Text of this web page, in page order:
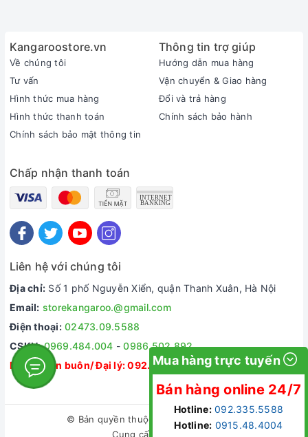
Khối lượng sản phẩm: 22 Kg
Xuất xứ: Việt Nam
Bảo hành: 24 tháng
Kangaroostore.vn
Về chúng tôi
Tư vấn
Hình thức mua hàng
Hình thức thanh toán
Chính sách bảo mật thông tin
Thông tin trợ giúp
Hướng dẫn mua hàng
Vận chuyển & Giao hàng
Đổi và trả hàng
Chính sách bảo hành
Chấp nhận thanh toán
Liên hệ với chúng tôi
Địa chỉ: Số 1 phố Nguyễn Xiển, quận Thanh Xuân, Hà Nội
Email: storekangaroo.@gmail.com
Điện thoại: 02473.09.5588
CSKH: 0969.484.004 -0986.502.892
Dự án/ Bán buôn/ Đại lý:092.335.5588
© Bản quyền thuộc về
Kangaroo Store
Cung cấp bởi
Mua hàng trực tuyến
Bán hàng online 24/7
Hotline: 092.335.5588
Hotline: 0915.48.4004